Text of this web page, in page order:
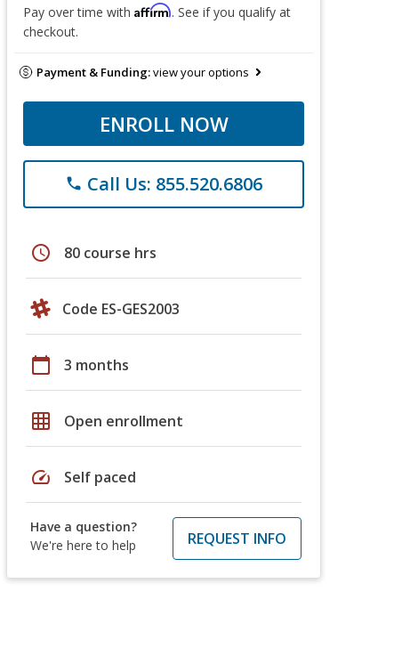
Pay over time with Affirm. See if you qualify at
checkout.
Payment & Funding:view your options
ENROLL NOW
phone Call Us: 855.520.6806
schedule 80 course hrs
Code ES-GES2003
calendar_today 3 months
grid_on Open enrollment
speed Self paced
Have a question?
We're here to help
REQUEST INFO